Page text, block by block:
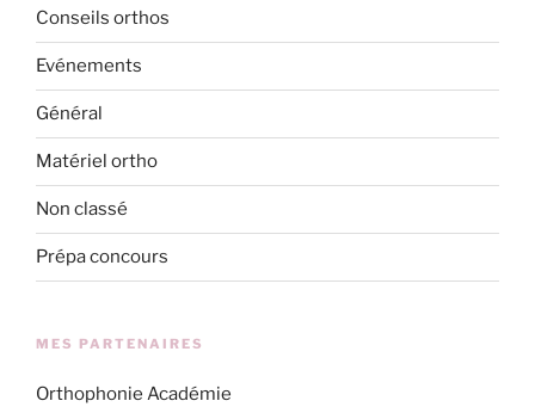
Conseils orthos
Evénements
Général
Matériel ortho
Non classé
Prépa concours
MES PARTENAIRES
Orthophonie Académie